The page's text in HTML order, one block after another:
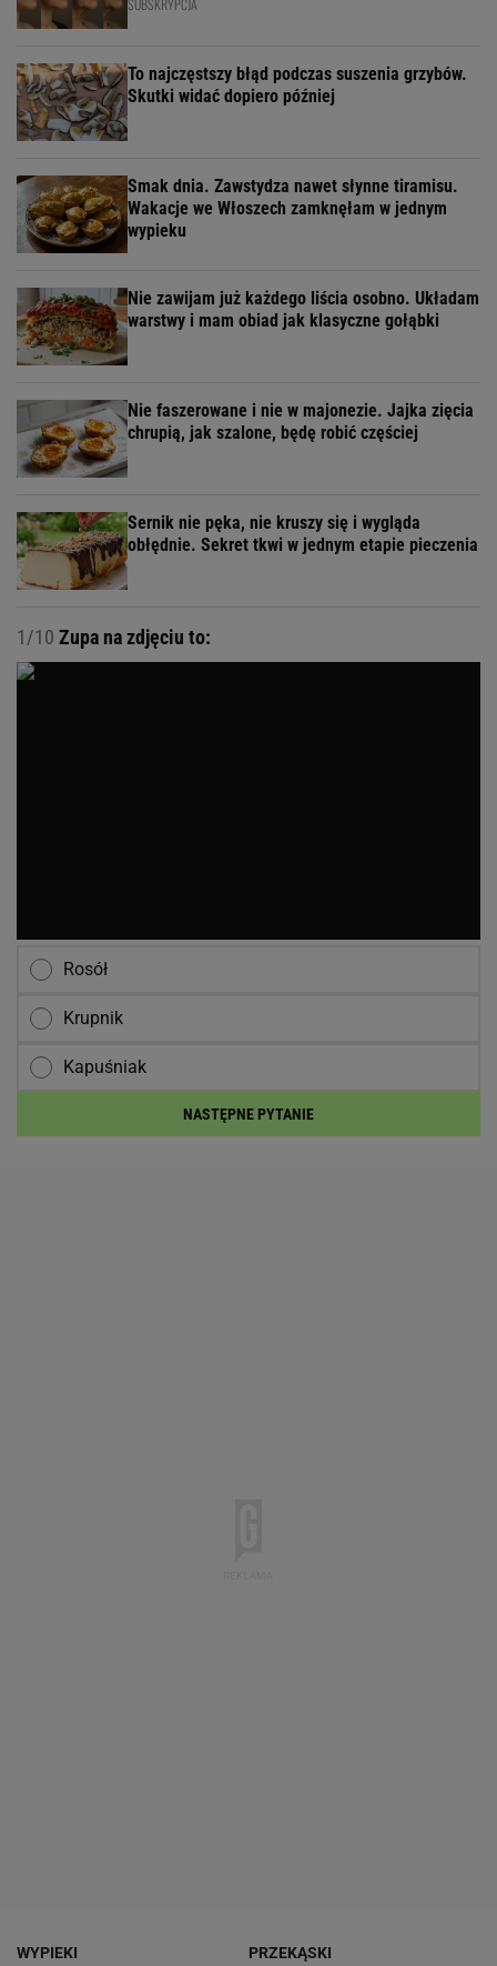
SUBSKRYPCJA
To najczęstszy błąd podczas suszenia grzybów.
Skutki widać dopiero później
Smak dnia. Zawstydza nawet słynne tiramisu.
Wakacje we Włoszech zamknęłam w jednym
wypieku
Nie zawijam już każdego liścia osobno. Układam
warstwy i mam obiad jak klasyczne gołąbki
Nie faszerowane i nie w majonezie. Jajka zięcia
chrupią, jak szalone, będę robić częściej
Sernik nie pęka, nie kruszy się i wygląda
obłędnie. Sekret tkwi w jednym etapie pieczenia
1/10 Zupa na zdjęciu to:
Rosół
Krupnik
Kapuśniak
NASTĘPNE PYTANIE
WYPIEKI PRZEKĄSKI